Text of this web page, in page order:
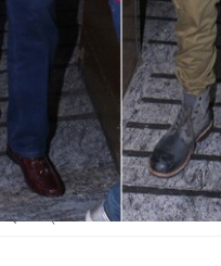
ईशान खट्टर.